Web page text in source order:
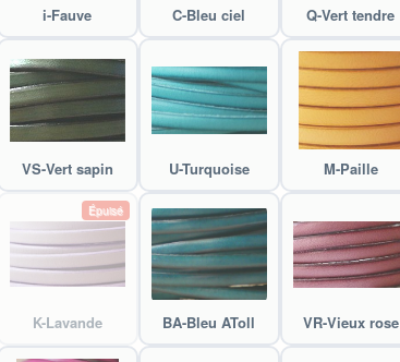
i-Fauve C-Bleu ciel Q-Vert tendre
VS-Vert sapin U-Turquoise M-Paille
K-Lavande
Épuisé
BA-Bleu AToll VR-Vieux rose